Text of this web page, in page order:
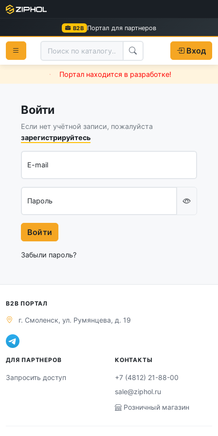
B2B Портал для партнеров
Вход
Портал находится в разработке!
Войти
Если нет учётной записи, пожалуйста
зарегистрируйтесь
E-mail
Пароль
Войти
Забыли пароль?
B2B ПОРТАЛ
г. Смоленск, ул. Румянцева, д. 19
ДЛЯ ПАРТНЕРОВ
Запросить доступ
КОНТАКТЫ
+7 (4812) 21-88-00
sale@ziphol.ru
Розничный магазин